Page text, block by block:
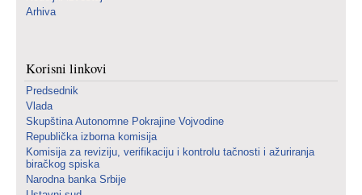
Arhiva
Korisni linkovi
Predsednik
Vlada
Skupština Autonomne Pokrajine Vojvodine
Republička izborna komisija
Komisija za reviziju, verifikaciju i kontrolu tačnosti i ažuriranja
biračkog spiska
Narodna banka Srbije